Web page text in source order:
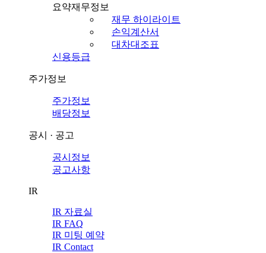
요약재무정보
재무 하이라이트
손익계산서
대차대조표
신용등급
주가정보
주가정보
배당정보
공시 · 공고
공시정보
공고사항
IR
IR 자료실
IR FAQ
IR 미팅 예약
IR Contact